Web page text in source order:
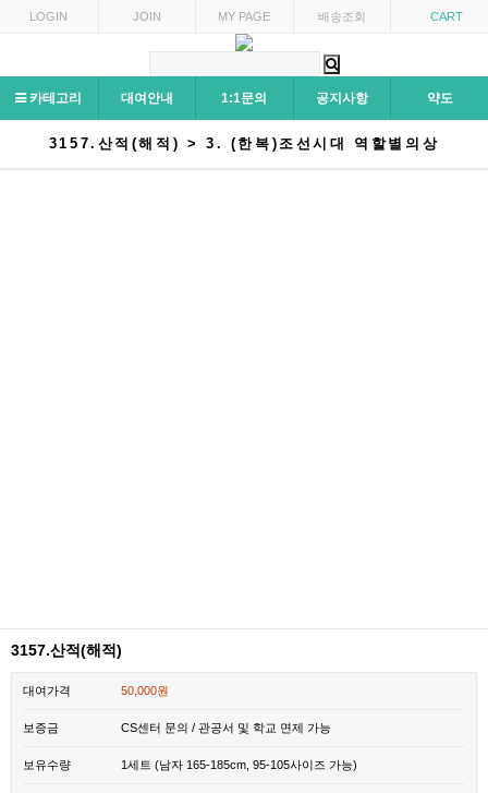
LOGIN JOIN MY PAGE 배송조회 CART
카테고리 대여안내 1:1문의 공지사항 약도
3157.산적(해적) > 3. (한복)조선시대 역할별의상
3157.산적(해적)
대여가격 50,000원
보증금 CS센터 문의 / 관공서 및 학교 면제 가능
보유수량 1세트 (남자 165-185cm, 95-105사이즈 가능)